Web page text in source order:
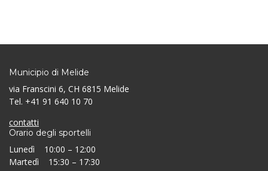
Municipio di Melide
via Franscini 6, CH 6815 Melide
Tel. +41 91 640 10 70
contatti
Orario degli sportelli
Lunedì 10:00 – 12:00
Martedì 15:30 – 17:30